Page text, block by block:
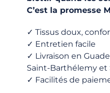
C’est la promesse
✓ Tissus doux,
✓ Entretien facile
✓ Livraison en
Saint-Barthélemy et
✓ Facilités de